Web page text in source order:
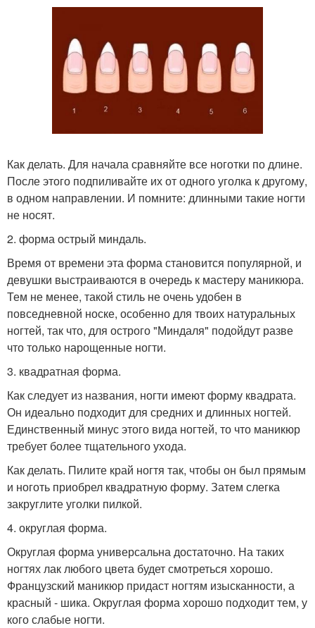
Как делать. Для начала сравняйте все ноготки по длине.
После этого подпиливайте их от одного уголка к другому,
в одном направлении. И помните: длинными такие ногти
не носят.
2. форма острый миндаль.
Время от времени эта форма становится популярной, и
девушки выстраиваются в очередь к мастеру маникюра.
Тем не менее, такой стиль не очень удобен в
повседневной носке, особенно для твоих натуральных
ногтей, так что, для острого "Миндаля" подойдут разве
что только нарощенные ногти.
3. квадратная форма.
Как следует из названия, ногти имеют форму квадрата.
Он идеально подходит для средних и длинных ногтей.
Единственный минус этого вида ногтей, то что маникюр
требует более тщательного ухода.
Как делать. Пилите край ногтя так, чтобы он был прямым
и ноготь приобрел квадратную форму. Затем слегка
закруглите уголки пилкой.
4. округлая форма.
Округлая форма универсальна достаточно. На таких
ногтях лак любого цвета будет смотреться хорошо.
Французский маникюр придаст ногтям изысканности, а
красный - шика. Округлая форма хорошо подходит тем, у
кого слабые ногти.